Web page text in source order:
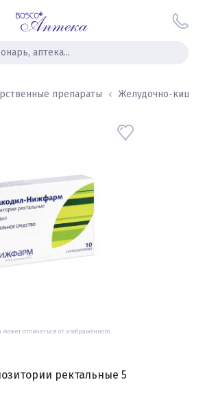
препараты Желудочно-
отличаться от изображённого
ректальные 5